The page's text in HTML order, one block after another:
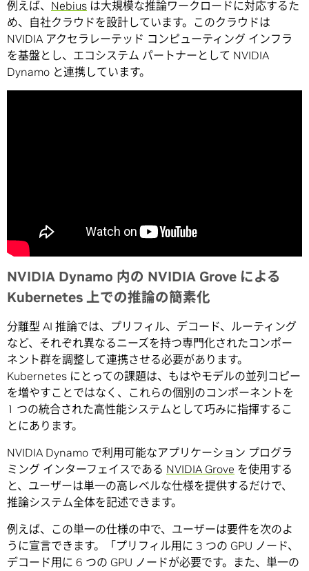
例えば、 Nebius は大規模な推論ワークロードに対応するた
め、自社クラウドを設計しています。このクラウドは
NVIDIA アクセラレーテッド コンピューティング インフラ
を基盤とし、エコシステム パートナーとして NVIDIA
Dynamo と連携しています。
NVIDIA Dynamo 内の NVIDIA Grove による
Kubernetes 上での推論の簡素化
分離型 AI 推論では、プリフィル、デコード、ルーティング
など、それぞれ異なるニーズを持つ専門化されたコンポー
ネント群を調整して連携させる必要があります。
Kubernetes にとっての課題は、もはやモデルの並列コピー
を増やすことではなく、これらの個別のコンポーネントを
1 つの統合された高性能システムとして巧みに指揮するこ
とにあります。
NVIDIA Dynamo で利用可能なアプリケーション プログラ
ミング インターフェイスである NVIDIA Grove を使用する
と、ユーザーは単一の高レベルな仕様を提供するだけで、
推論システム全体を記述できます。
例えば、この単一の仕様の中で、ユーザーは要件を次のよ
うに宣言できます。「プリフィル用に 3 つの GPU ノード、
デコード用に 6 つの GPU ノードが必要です。また、単一の